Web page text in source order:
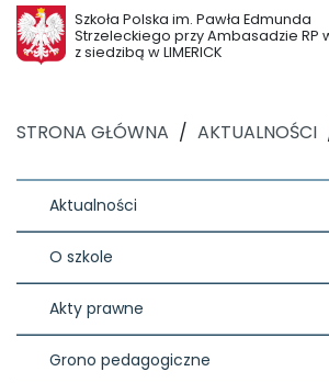
Szkoła Polska im. Pawła Edmunda
Strzeleckiego przy Ambasadzie RP
z siedzibą w LIMERICK
STRONA GŁÓWNA / AKTUALNOŚCI
Aktualności
O szkole
Akty prawne
Grono pedagogiczne